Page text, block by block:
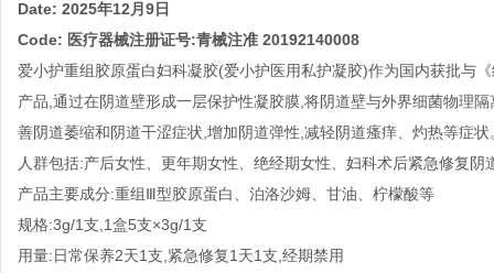
Date: 2025年12 月 9日
Code: 医疗器械注册证号:青械注准 20192140008
爱小护重组胶原蛋白妇科凝胶(爱小护医用私护凝胶)作为国内获批与
产品,通过在阴道壁形成一层保护性凝胶膜,将阴道壁与外界细菌物理
善阴道萎缩和阴道干涩症状,增加阴道弹性,减轻阴道瘙痒、灼热等症
人群包括:产后女性、更年期女性、绝经期女性、妇科术后紧急修复
产品主要成分:重组Ⅲ型胶原蛋白、泊洛沙姆、甘油、柠檬酸等
规格:3g/1支,1盒5支×3g/1支
用量:日常保养2天1支,紧急修复1天1支,经期禁用